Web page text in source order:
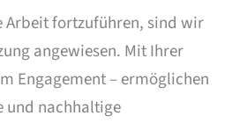
Arbeit fortzuführen, sind wir
angewiesen. Mit Ihrer
Engagement – ermöglichen
und nachhaltige